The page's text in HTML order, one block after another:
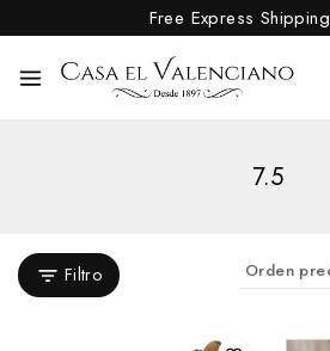
Free Express Shipping
7.5
Filtro